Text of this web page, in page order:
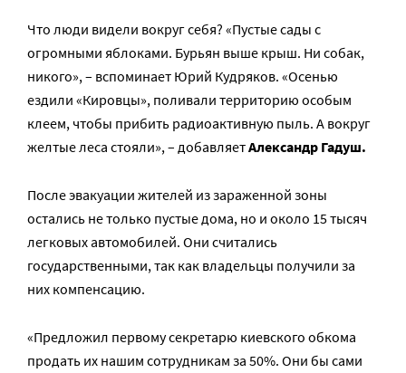
Что люди видели вокруг себя? «Пустые сады с
огромными яблоками. Бурьян выше крыш. Ни собак,
никого», – вспоминает Юрий Кудряков. «Осенью
ездили «Кировцы», поливали территорию особым
клеем, чтобы прибить радиоактивную пыль. А вокруг
желтые леса стояли», – добавляетАлександр Гадуш.
После эвакуации жителей из зараженной зоны
остались не только пустые дома, но и около 15 тысяч
легковых автомобилей. Они считались
государственными, так как владельцы получили за
них компенсацию.
«Предложил первому секретарю киевского обкома
продать их нашим сотрудникам за 50%. Они бы сами